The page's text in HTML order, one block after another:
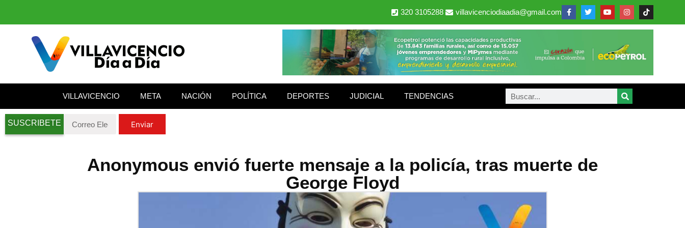
320 3105288 villavicenciodiaadia@gmail.com
VILLAVICENCIO META NACIÓN POLÍTICA DEPORTES JUDICIAL TENDENCIAS
SUSCRIBETE Enviar
Anonymous envió fuerte mensaje a la policía, tras muerte de
George Floyd